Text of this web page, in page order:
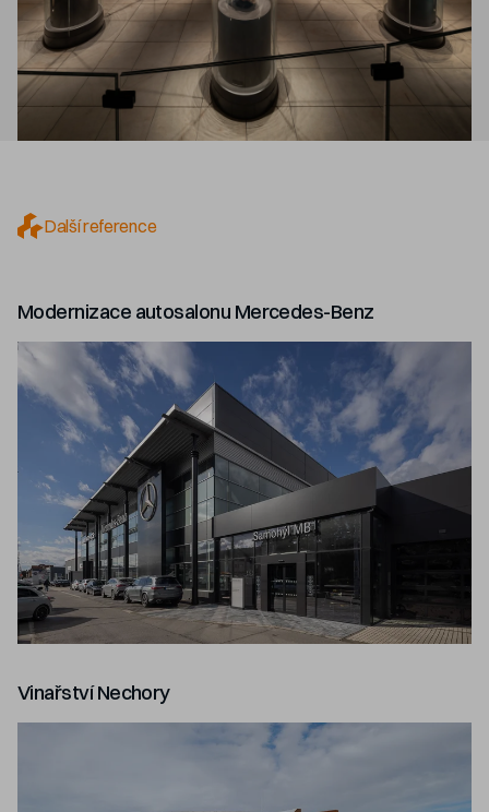
Další reference
Modernizace autosalonu Mercedes-Benz
Vinařství Nechory